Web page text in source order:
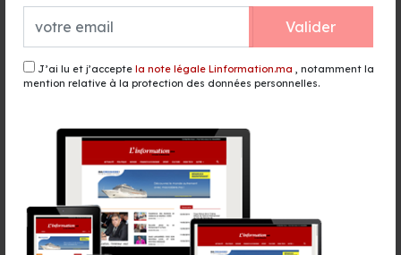
Valider
J’ai lu et j’accepte la note légale Linformation.ma , notamment la
mention relative à la protection des données personnelles.
de septembre
Boulemane : ouverture de la 2e
édition du Festival du safran et
il y a 8 heures - Culture
Événement